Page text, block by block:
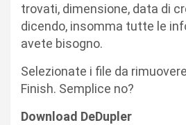
trovati, dimensione, data di
dicendo, insomma tutte le
avete bisogno.
Selezionate i file da
Finish. Semplice no?
Download DeDupler